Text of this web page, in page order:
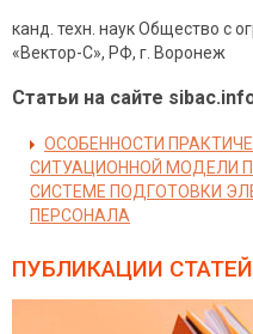
канд. техн. наук Общество с
«Вектор-С», РФ, г. Воронеж
Статьи на сайте
ОСОБЕННОСТИ
СИТУАЦИОННОЙ МОДЕЛИ
СИСТЕМЕ ПОДГОТОВКИ
ПЕРСОНАЛА
ПУБЛИКАЦИИ СТАТЕЙ